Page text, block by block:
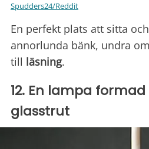
Spudders24/Reddit
En perfekt plats att sitta och
annorlunda bänk, undra
till läsning.
12. En lampa
glasstrut